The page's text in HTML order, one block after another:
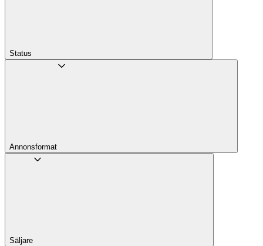
Status
Annons­format
Säljare